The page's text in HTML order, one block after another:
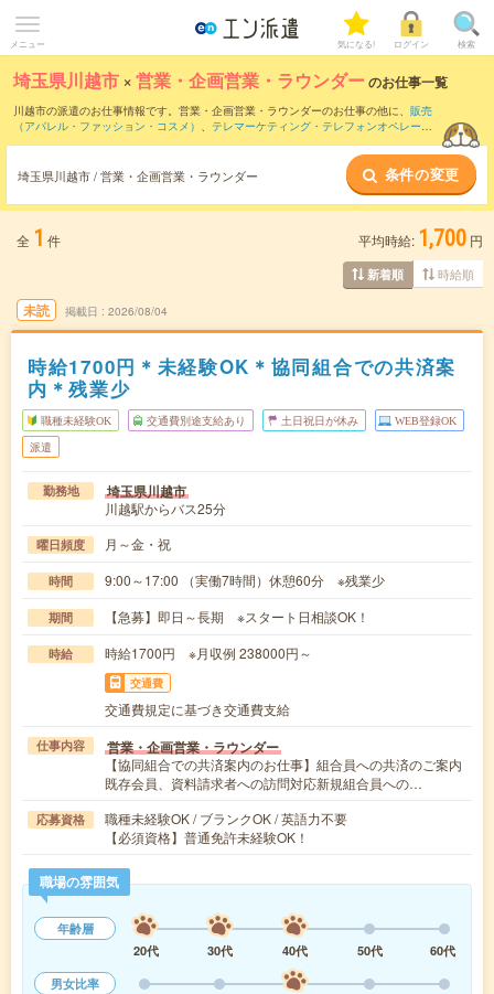
メニュー 気になる! ログイン 検索
埼玉県川越市 ×営業・企画営業・ラウンダーのお仕事一覧
川越市の派遣のお仕事情報です。営業・企画営業・ラウンダーのお仕事の他に、 販売
（アパレル・ファッション・コスメ） 、 テレマーケティング・テレフォンオペレータ
などのこだわり条件で絞り込ん
でいただけます。職種辞典：営業・企画営業・ラウンダーのお仕事とは？とは？
埼玉県川越市 / 営業・企画営業・ラウンダー 条件の変更
全 1 件 平均時給: 1,700 円
新着順 時給順
未読 掲載日 2026/08/04
時給1700円＊未経験OK＊協同組合での共済案
内＊残業少
職種未経験OK 交通費別途支給あり 土日祝日が休み WEB登録OK
派遣
勤務地 埼玉県川越市
川越駅からバス25分
曜日頻度 月～金・祝
時間 9:00～17:00 （実働7時間）休憩60分 ※残業少
期間 【急募】即日～長期 ※スタート日相談OK！
時給 時給1700円 ※月収例 238000円～
交通費
交通費規定に基づき交通費支給
仕事内容 営業・企画営業・ラウンダー
【協同組合での共済案内のお仕事】組合員への共済のご案内
既存会員、資料請求者への訪問対応新規組合員への…
応募資格
職種未経験OK / ブランクOK / 英語力不要
【必須資格】普通免許未経験OK！
職場の雰囲気
年齢層
20代
30代 40代 50代
60代
男女比率